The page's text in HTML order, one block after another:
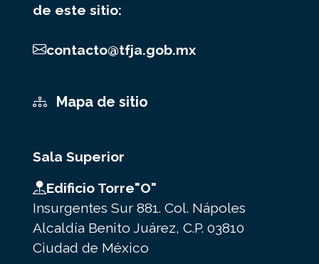
de este sitio:
contacto@tfja.gob.mx
Mapa de sitio
Sala Superior
Edificio Torre"O"
Insurgentes Sur 881. Col. Nápoles
Alcaldía Benito Juárez, C.P. 03810
Ciudad de México